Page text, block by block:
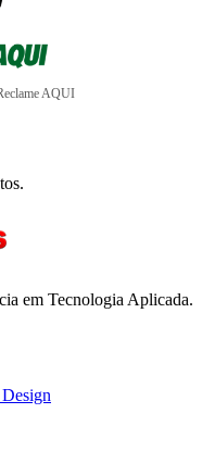
AQUI
em Tecnologia Aplicada.